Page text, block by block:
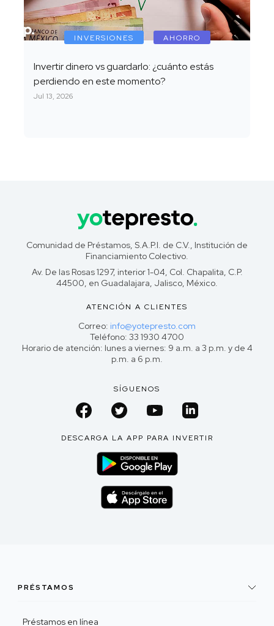
INVERSIONES AHORRO
Invertir dinero vs guardarlo: ¿cuánto estás
perdiendo en este momento?
Jul 13, 2026
Comunidad de Préstamos, S.A.P.I. de C.V., Institución de
Financiamiento Colectivo.
Av. De las Rosas 1297, interior 1-04, Col. Chapalita, C.P.
44500, en Guadalajara, Jalisco, México.
ATENCIÓN A CLIENTES
Correo: info@yotepresto.com
Teléfono: 33 1930 4700
Horario de atención: lunes a viernes: 9 a.m. a 3 p.m. y de 4
p.m. a 6 p.m.
SÍGUENOS
DESCARGA LA APP PARA INVERTIR
PRÉSTAMOS
Préstamos en línea